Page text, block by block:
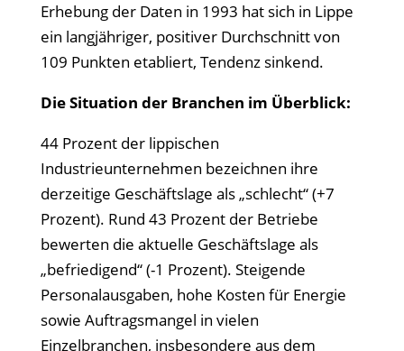
Erhebung der Daten in 1993 hat sich in Lippe
ein langjähriger, positiver Durchschnitt von
109 Punkten etabliert, Tendenz sinkend.
Die Situation der Branchen im Überblick:
44 Prozent der lippischen
Industrieunternehmen bezeichnen ihre
derzeitige Geschäftslage als„schlecht“ (+7
Prozent). Rund 43 Prozent der Betriebe
bewerten die aktuelle Geschäftslage als
„befriedigend“ (-1 Prozent). Steigende
Personalausgaben, hohe Kosten für Energie
sowie Auftragsmangel in vielen
Einzelbranchen, insbesondere aus dem